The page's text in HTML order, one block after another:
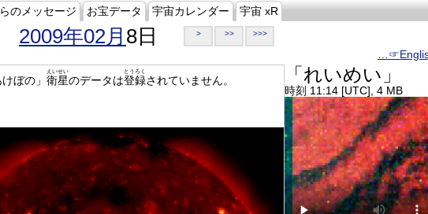
のメッセージ お宝データ 宇宙カレンダー 宇宙 xR
2009年02月 8日 > >> >>>
ぼの」 衛星
えいせい
のデータは登録
とうろく
されていません。 「れいめい」
時刻 11:14 [UTC], 4 MB